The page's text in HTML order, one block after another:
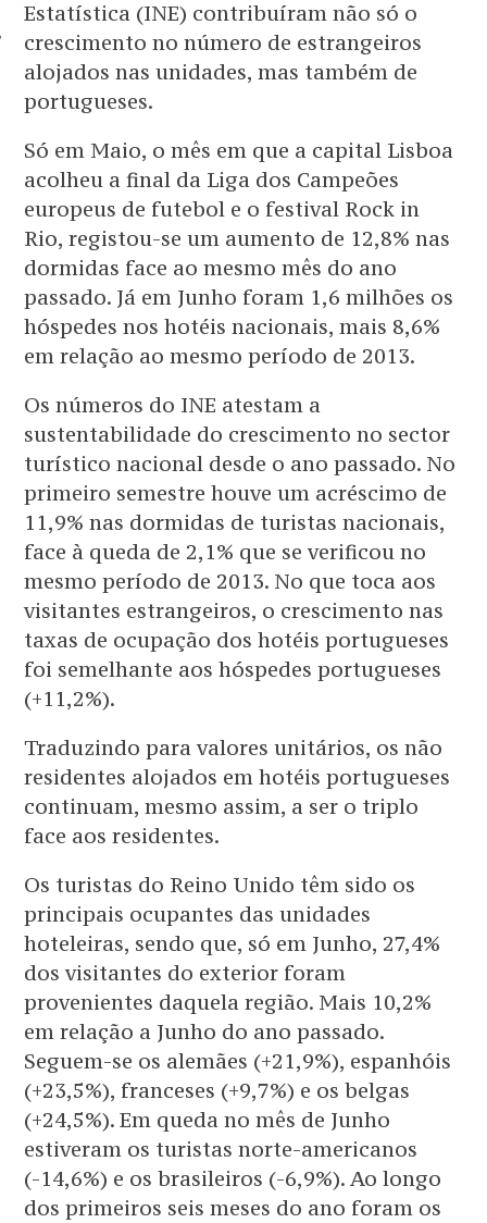
Estatística (INE) contribuíram não só o
crescimento no número de estrangeiros
alojados nas unidades, mas também de
portugueses.
Só em Maio, o mês em que a capital Lisboa
acolheu a final da Liga dos Campeões
europeus de futebol e o festival Rock in
Rio, registou-se um aumento de 12,8% nas
dormidas face ao mesmo mês do ano
passado. Já em Junho foram 1,6 milhões os
hóspedes nos hotéis nacionais, mais 8,6%
em relação ao mesmo período de 2013.
Os números do INE atestam a
sustentabilidade do crescimento no sector
turístico nacional desde o ano passado. No
primeiro semestre houve um acréscimo de
11,9% nas dormidas de turistas nacionais,
face à queda de 2,1% que se verificou no
mesmo período de 2013. No que toca aos
visitantes estrangeiros, o crescimento nas
taxas de ocupação dos hotéis portugueses
foi semelhante aos hóspedes portugueses
(+11,2%).
Traduzindo para valores unitários, os não
residentes alojados em hotéis portugueses
continuam, mesmo assim, a ser o triplo
face aos residentes.
Os turistas do Reino Unido têm sido os
principais ocupantes das unidades
hoteleiras, sendo que, só em Junho, 27,4%
dos visitantes do exterior foram
provenientes daquela região. Mais 10,2%
em relação a Junho do ano passado.
Seguem-se os alemães (+21,9%), espanhóis
(+23,5%), franceses (+9,7%) e os belgas
(+24,5%). Em queda no mês de Junho
estiveram os turistas norte-americanos
(-14,6%) e os brasileiros (-6,9%). Ao longo
dos primeiros seis meses do ano foram os